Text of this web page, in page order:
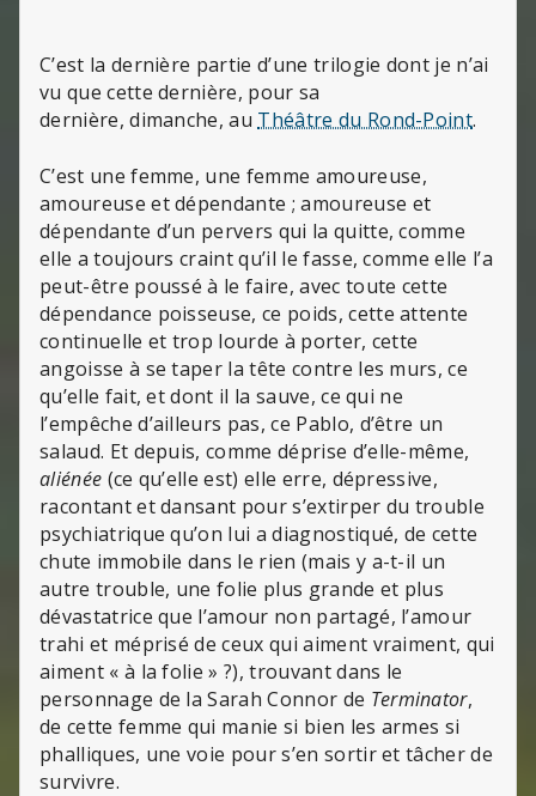
C’est la dernière partie d’une trilogie dont je n’ai
vu que cette dernière, pour sa
dernière, dimanche, au Théâtre du Rond-Point.
C’est une femme, une femme amoureuse,
amoureuse et dépendante ; amoureuse et
dépendante d’un pervers qui la quitte, comme
elle a toujours craint qu’il le fasse, comme elle l’a
peut-être poussé à le faire, avec toute cette
dépendance poisseuse, ce poids, cette attente
continuelle et trop lourde à porter, cette
angoisse à se taper la tête contre les murs, ce
qu’elle fait, et dont il la sauve, ce qui ne
l’empêche d’ailleurs pas, ce Pablo, d’être un
salaud. Et depuis, comme déprise d’elle-même,
aliénée (ce qu’elle est) elle erre, dépressive,
racontant et dansant pour s’extirper du trouble
psychiatrique qu’on lui a diagnostiqué, de cette
chute immobile dans le rien (mais y a-t-il un
autre trouble, une folie plus grande et plus
dévastatrice que l’amour non partagé, l’amour
trahi et méprisé de ceux qui aiment vraiment, qui
aiment « à la folie » ?), trouvant dans le
personnage de la Sarah Connor de Terminator,
de cette femme qui manie si bien les armes si
phalliques, une voie pour s’en sortir et tâcher de
survivre.